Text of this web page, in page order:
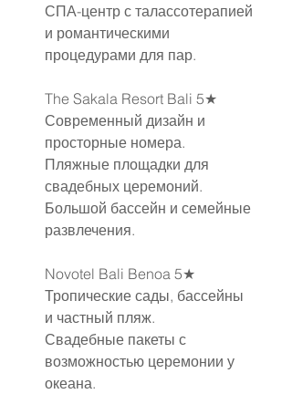
СПА-центр с талассотерапией
и романтическими
процедурами для пар.
The Sakala Resort Bali 5★
Современный дизайн и
просторные номера.
Пляжные площадки для
свадебных церемоний.
Большой бассейн и семейные
развлечения.
Novotel Bali Benoa 5★
Тропические сады, бассейны
и частный пляж.
Свадебные пакеты с
возможностью церемонии у
океана.